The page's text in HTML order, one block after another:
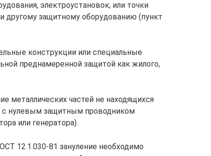
электроустановок, или точки
другому защитному оборудованию (пункт
конструкции или специальные
преднамеренной защитой как жилого,
металлических частей не находящихся
с нулевым защитным проводником
или генератора).
12.1.030-81 зануление необходимо